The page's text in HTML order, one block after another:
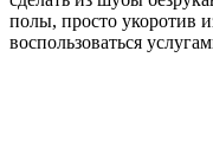
полы, просто укоротив
воспользоваться